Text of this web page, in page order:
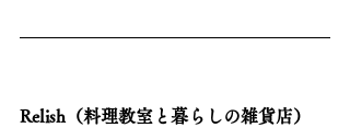
Relish（料理教室と暮らしの雑貨店）